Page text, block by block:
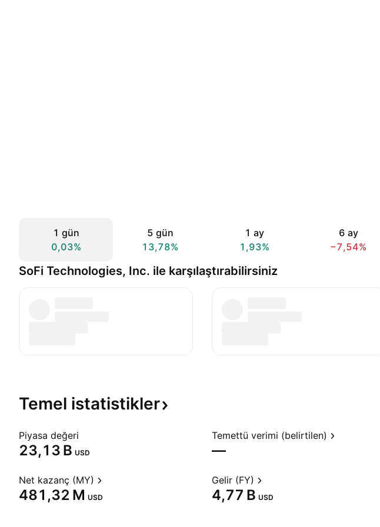
1 gün
0,03%
5 gün
13,78%
1 ay
1,93%
6 ay
−7,54%
SoFi Technologies, Inc. ile karşılaştırabilirsiniz
Temel istatistikler
Piyasa değeri
‪23,13 B‬ USD
Temettü verimi (belirtilen)
—
Net kazanç (MY)
‪481,32 M‬ USD
Gelir (FY)
‪4,77 B‬ USD